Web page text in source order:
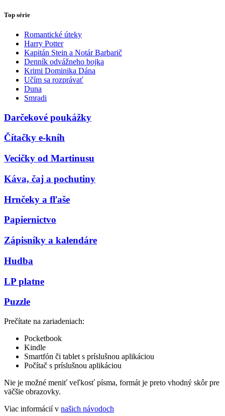
Top série
Romantické úteky
Harry Potter
Kapitán Stein a Notár Barbarič
Denník odvážneho bojka
Krimi Dominika Dána
Učím sa rozprávať
Duna
Smradi
Darčekové poukážky
Čítačky e-kníh
Vecičky od Martinusu
Káva, čaj a pochutiny
Hrnčeky a fľaše
Papiernictvo
Zápisníky a kalendáre
Hudba
LP platne
Puzzle
Prečítate na zariadeniach:
Pocketbook
Kindle
Smartfón či tablet s príslušnou aplikáciou
Počítač s príslušnou aplikáciou
Nie je možné meniť veľkosť písma, formát je preto vhodný skôr pre
väčšie obrazovky.
Viac informácií v našich návodoch